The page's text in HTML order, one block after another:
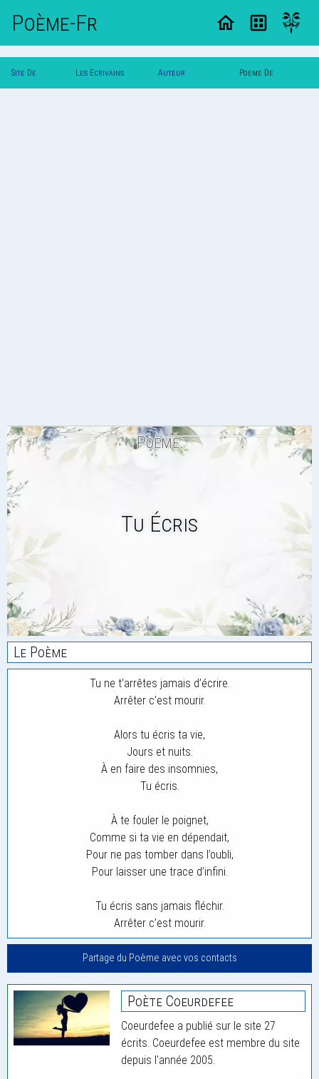
Poème-Fr
Site De Les Ecrivains Auteur Poeme De
Poème:
Tu Écris
Le Poème
Tu ne t’arrêtes jamais d’écrire.
Arrêter c’est mourir.
Alors tu écris ta vie,
Jours et nuits.
À en faire des insomnies,
Tu écris.
À te fouler le poignet,
Comme si ta vie en dépendait,
Pour ne pas tomber dans l’oubli,
Pour laisser une trace d’infini.
Tu écris sans jamais fléchir.
Arrêter c’est mourir.
Partage du Poème avec vos contacts
Poète Coeurdefee
Coeurdefee a publié sur le site 27
écrits. Coeurdefee est membre du site
depuis l'année 2005.